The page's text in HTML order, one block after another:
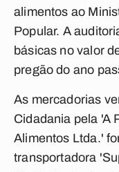
alimentos ao
Popular. A
básicas no valor
pregão do ano
As mercadorias
Cidadania pela 'A
Alimentos Ltda.'
transportadora